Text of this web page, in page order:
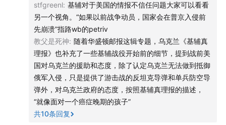
菅野よう子 - norway
坂本龍一 - ZURE
菅野よう子 - wilma
菅野よう子 - eine
Ólafur Arnalds - Epilogue
情绪，他在尼古拉耶夫前线待到四月底因为伤痛被准许离开
战场，在人道主义组织gulagu.net的帮助下他越过芬兰边境
到了西方，出版了自己九万字的战争回忆录，不知道有没有
机会《不合时宜》节目可以讲一下这部书？
2 华盛顿邮报推出系列报道《俄国赌局》，原标题为《基辅
之战：乌军的英勇加俄军的失误斯拯救了首都》Battle for
Kyiv: Ukrainian valor, Russian blunders combined to save
the capital，详细讲述和分析了开战前美国对入侵的情报分
析、警告俄罗斯乌克兰政府、俄乌的战前准备和战时对应等
细节，里面有很多细节在本期节目可以得到印证：a俄罗斯的
stfgreenl: 基辅对于美国的情报不信任问题大家可以看看
另一个视角。“如果以前战争动员，国家会在普京入侵前
先崩溃”指路wb的petriv
教父是死神: 随着华盛顿邮报这辑专题，乌克兰《基辅真
理报》也补充了一些基辅战役开始前的细节，提到战前美
国对乌克兰的援助和态度，除了认定乌克兰无法做到抵御
俄军入侵，只是提供了游击战的反坦克导弹和单兵防空导
弹外，对乌克兰政府的态度，按照基辅真理报的描述，
“就像面对一个癌症晚期的孩子”
共10条回复